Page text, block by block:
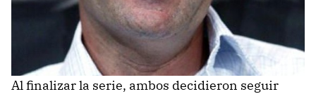
Al finalizar la serie, ambos decidieron seguir